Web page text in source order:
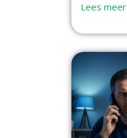
Lees meer